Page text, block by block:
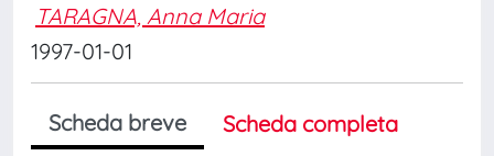
TARAGNA, Anna Maria
1997-01-01
Scheda breve
Scheda completa